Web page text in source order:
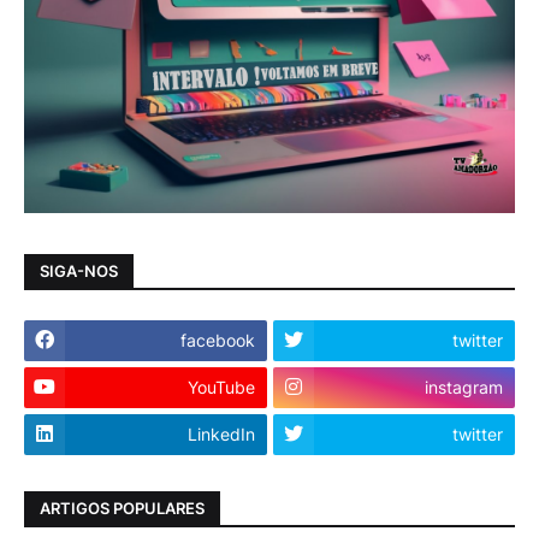
SIGA-NOS
facebook twitter
YouTube instagram
LinkedIn twitter
ARTIGOS POPULARES